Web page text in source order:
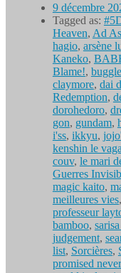
9 décembre
Tagged as:
Heaven, Ad
hagio, arsène
Kaneko,
Blame!,
claymore, dai
Redemption,
dorohedoro,
gon, gundam,
i'ss, ikkyu,
kenshin le
couv, le mari
Guerres
magic kaito,
meilleures vies,
professeur
bamboo,
judgement,
list, Sorcières,
promised